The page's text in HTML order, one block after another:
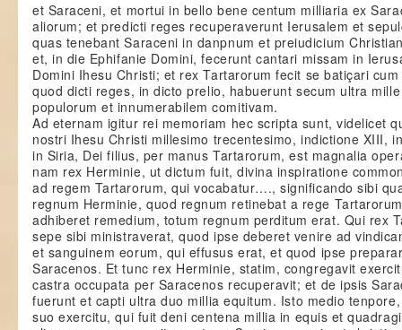
et Saraceni, et mortui in bello bene centum milliaria ex
aliorum; et predicti reges recuperaverunt Ierusalem et
quas tenebant Saraceni in danpnum et preiudicium
et, in die Ephifanie Domini, fecerunt cantari missam in
Domini Ihesu Christi; et rex Tartarorum fecit se batiçari
quod dicti reges, in dicto prelio, habuerunt secum ultra
populorum et innumerabilem comitivam.
Ad eternam igitur rei memoriam hec scripta sunt, videlicet
nostri Ihesu Christi millesimo trecentesimo, indictione XIII,
in Siria, Dei filius, per manus Tartarorum, est magnalia
nam rex Herminie, ut dictum fuit, divina inspiratione
ad regem Tartarorum, qui vocabatur…., significando sibi
regnum Herminie, quod regnum retinebat a rege
adhiberet remedium, totum regnum perditum erat. Qui rex
sepe sibi ministraverat, quod ipse deberet venire ad
et sanguinem eorum, qui effusus erat, et quod ipse
Saracenos. Et tunc rex Herminie, statim, congregavit
castra occupata per Saracenos recuperavit; et de ipsis
fuerunt et capti ultra duo millia equitum. Isto medio
suo exercitu, qui fuit deni centena millia in equis et